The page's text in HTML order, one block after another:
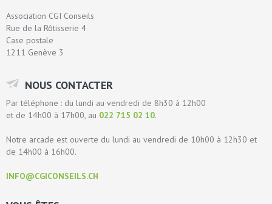
Association CGI Conseils
Rue de la Rôtisserie 4
Case postale
1211 Genève 3
NOUS CONTACTER
Par téléphone : du lundi au vendredi de 8h30 à 12h00
et de 14h00 à 17h00, au 022 715 02 10.
Notre arcade est ouverte du lundi au vendredi de 10h00 à 12h30 et
de 14h00 à 16h00.
INFO@CGICONSEILS.CH